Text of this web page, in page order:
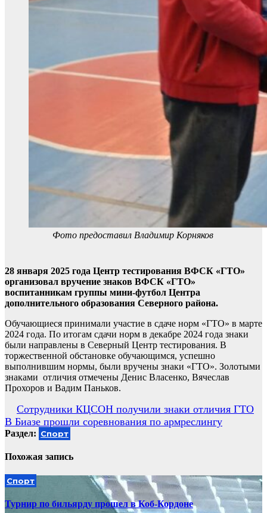
Фото предоставил Владимир Корняков
28 января 2025 года Центр тестирования ВФСК «ГТО»
организовал вручение знаков ВФСК «ГТО»
воспитанникам группы мини-футбол Центра
дополнительного образования Северного района.
Обучающиеся принимали участие в сдаче норм «ГТО» в марте
2024 года. По итогам сдачи норм в декабре 2024 года знаки
были направлены в Северный Центр тестирования. В
торжественной обстановке обучающимся, успешно
выполнившим нормы, были вручены знаки «ГТО». Золотыми
знаками отличия отмечены Денис Власенко, Вячеслав
Прохоров и Вадим Паньков.
Навигация
по
записям
Сотрудники КЦСОН получили знаки отличия ГТО
В Биазе прошли соревнования по армреслингу
Раздел: Спорт
Похожая запись
Спорт
Турнир по бильярду прошел в Коб-Кордоне